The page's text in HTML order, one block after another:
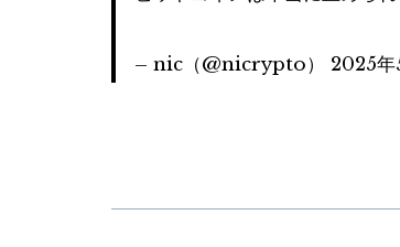
– nic（@nicrypto） 2025年